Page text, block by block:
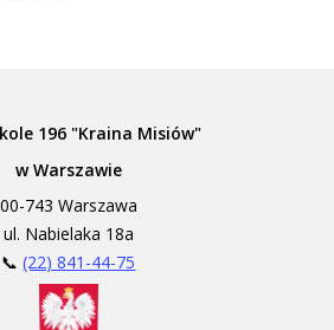
migowego
196 "Kraina Misiów"
w Warszawie
00-743 Warszawa
ul. Nabielaka 18a
📞(22) 841-44-75